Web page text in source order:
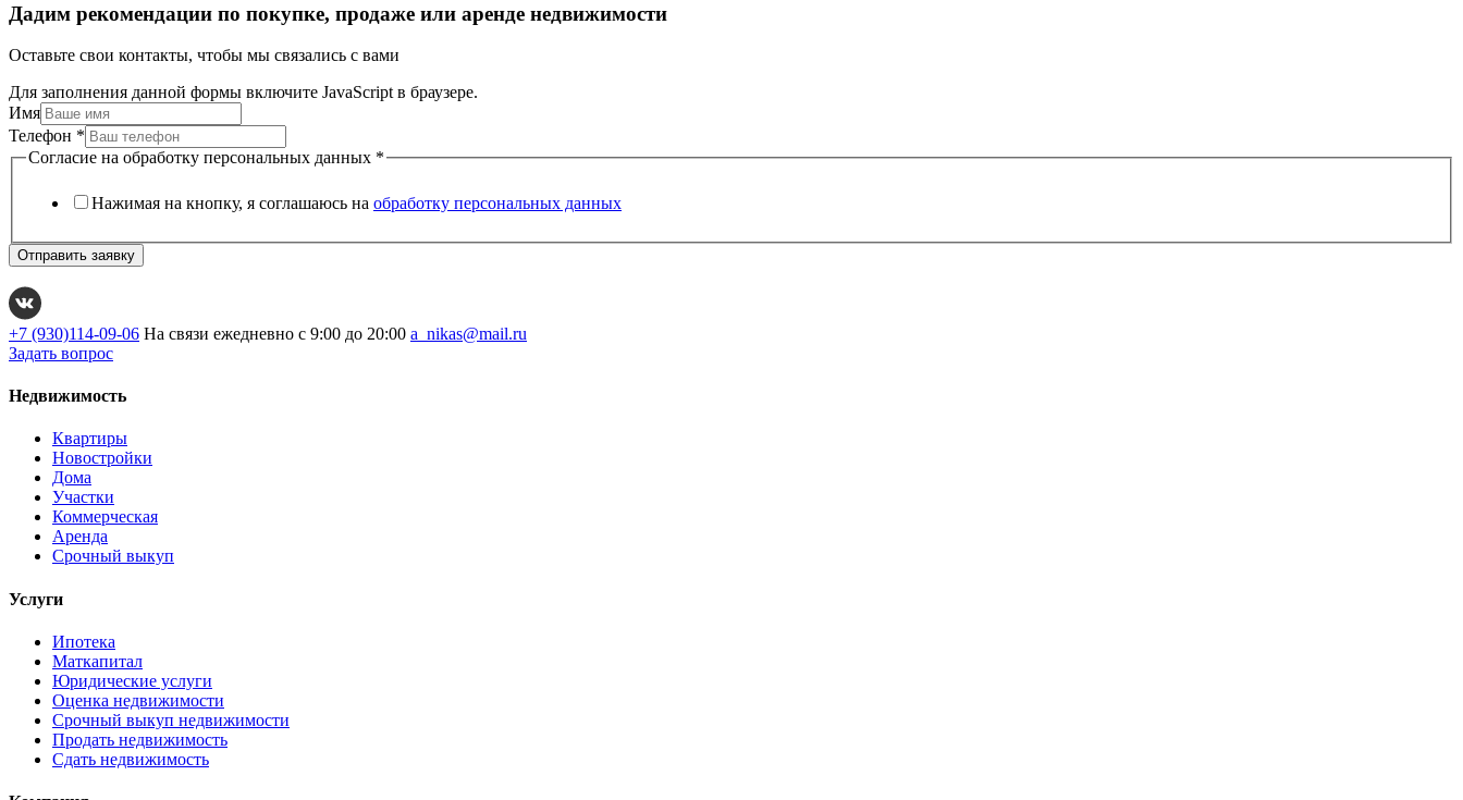
Дадим рекомендации по покупке, продаже или аренде недвижимости
Оставьте свои контакты, чтобы мы связались с вами
Для заполнения данной формы включите JavaScript в браузере.
Имя
Телефон *
Согласие на обработку персональных данных *
Нажимая на кнопку, я соглашаюсь на обработку персональных данных
Отправить заявку
+7 (930)114-09-06 На связи ежедневно с 9:00 до 20:00 a_nikas@mail.ru
Задать вопрос
Недвижимость
Квартиры
Новостройки
Дома
Участки
Коммерческая
Аренда
Срочный выкуп
Услуги
Ипотека
Маткапитал
Юридические услуги
Оценка недвижимости
Срочный выкуп недвижимости
Продать недвижимость
Сдать недвижимость